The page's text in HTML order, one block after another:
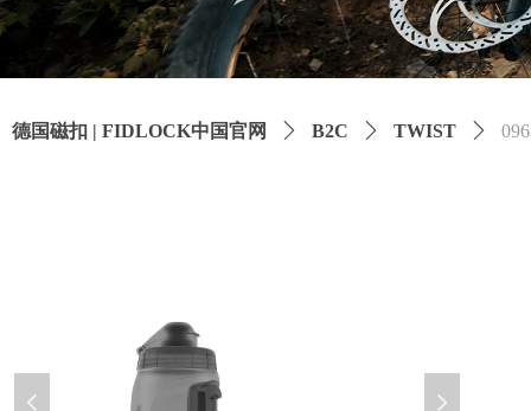
德国磁扣 | FIDLOCK中国官网 ꄲ B2C ꄲ TWIST ꄲ
넳 넲